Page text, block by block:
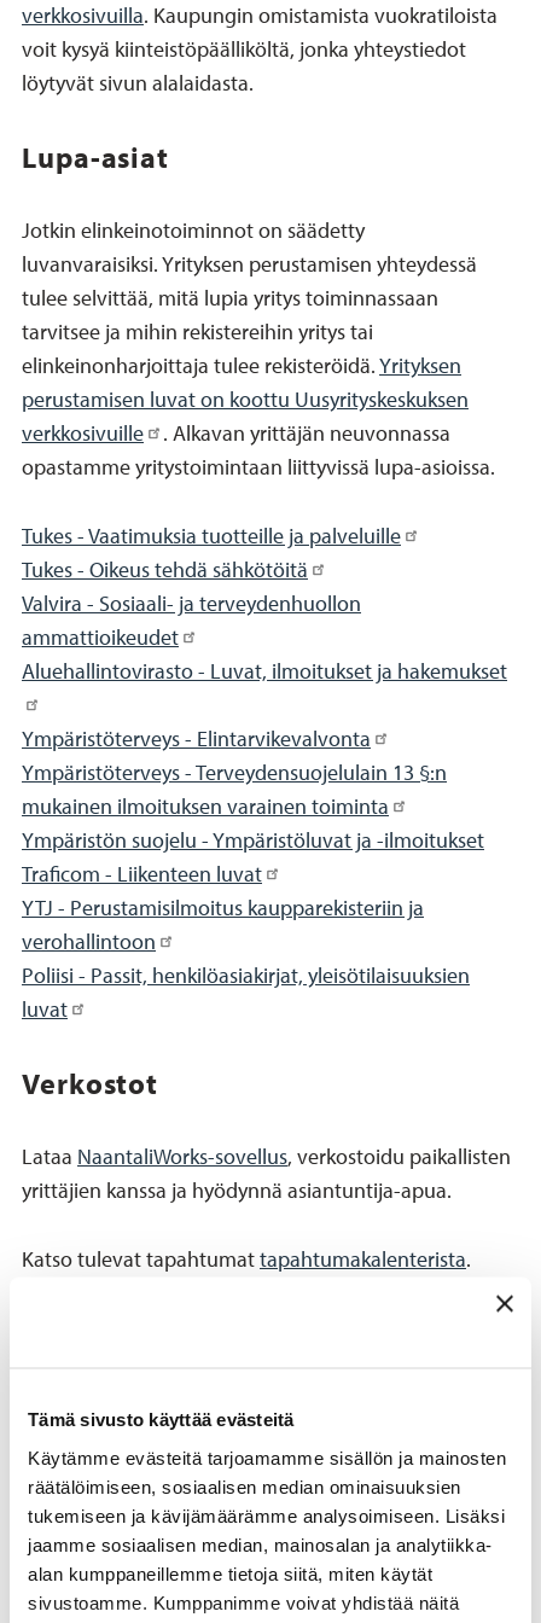
Tämä sivusto käyttää evästeitä
Käytämme evästeitä tarjoamamme sisällön ja mainosten
räätälöimiseen, sosiaalisen median ominaisuuksien
tukemiseen ja kävijämäärämme analysoimiseen. Lisäksi
jaamme sosiaalisen median, mainosalan ja analytiikka-
alan kumppaneillemme tietoja siitä, miten käytät
sivustoamme. Kumppanimme voivat yhdistää näitä
verkkosivuilla. Kaupungin omistamista vuokratiloista
voit kysyä kiinteistöpäälliköltä, jonka yhteystiedot
löytyvät sivun alalaidasta.
Lupa-asiat
Jotkin elinkeinotoiminnot on säädetty
luvanvaraisiksi. Yrityksen perustamisen yhteydessä
tulee selvittää, mitä lupia yritys toiminnassaan
tarvitsee ja mihin rekistereihin yritys tai
elinkeinonharjoittaja tulee rekisteröidä.Yrityksen
perustamisen luvat on koottu Uusyrityskeskuksen
verkkosivuille
. Alkavan yrittäjän neuvonnassa
opastamme yritystoimintaan liittyvissä lupa-asioissa.
Tukes - Vaatimuksia tuotteille ja palveluille
Tukes - Oikeus tehdä sähkötöitä
Valvira - Sosiaali- ja terveydenhuollon
ammattioikeudet
Aluehallintovirasto - Luvat, ilmoitukset ja hakemukset
Ympäristöterveys - Elintarvikevalvonta
Ympäristöterveys - Terveydensuojelulain 13 §:n
mukainen ilmoituksen varainen toiminta
Ympäristön suojelu - Ympäristöluvat ja -ilmoitukset
Traficom - Liikenteen luvat
YTJ - Perustamisilmoitus kaupparekisteriin ja
verohallintoon
Poliisi - Passit, henkilöasiakirjat, yleisötilaisuuksien
luvat
Verkostot
Lataa NaantaliWorks-sovellus, verkostoidu paikallisten
yrittäjien kanssa ja hyödynnä asiantuntija-apua.
Katso tulevat tapahtumattapahtumakalenterista.
yrityksiin ja lisää oman yrityksesi tiedot kartalle.
Naantalissa toimii kaksi rekisteröityä yrittäjäyhdistystä.
Tutustu yrittäjäyhdistysten toimintaan.
Naantalin Yrittäjät
Rymättylän Yrittäjät